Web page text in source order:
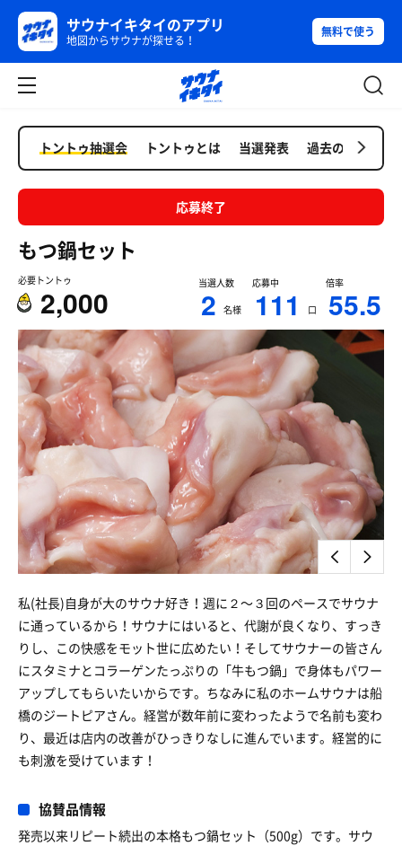
サウナイキタイのアプリ
地図からサウナが探せる！
無料で使う
トントゥ抽選会 トントゥとは 当選発表 過去の抽選会
応募終了
もつ鍋セット
必要トントゥ
2,000
当選人数
2 名様
応募中
111 口
倍率
55.5
私(社長)自身が大のサウナ好き！週に２〜３回のペースでサウナ
に通っているから！サウナにはいると、代謝が良くなり、すっき
りし、この快感をモット世に広めたい！そしてサウナーの皆さん
にスタミナとコラーゲンたっぷりの「牛もつ鍋」で身体もパワー
アップしてもらいたいからです。ちなみに私のホームサウナは船
橋のジートピアさん。経営が数年前に変わったようで名前も変わ
り、最近は店内の改善がひっきりなしに進んでいます。経営的に
も刺激を受けています！
協賛品情報
発売以来リピート続出の本格もつ鍋セット（500g）です。サウ